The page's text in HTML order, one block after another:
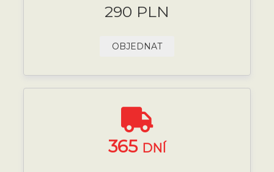
290 PLN
OBJEDNAT
365 DNÍ